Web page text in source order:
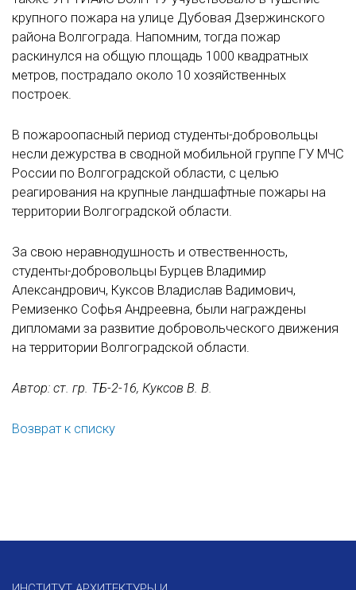
крупного пожара на улице Дубовая Дзержинского
района Волгограда. Напомним, тогда пожар
раскинулся на общую площадь 1000 квадратных
метров, пострадало около 10 хозяйственных
построек.
В пожароопасный период студенты-добровольцы
несли дежурства в сводной мобильной группе ГУ МЧС
России по Волгоградской области, с целью
реагирования на крупные ландшафтные пожары на
территории Волгоградской области.
За свою неравнодушность и отвественность,
студенты-добровольцы Бурцев Владимир
Александрович, Куксов Владислав Вадимович,
Ремизенко Софья Андреевна, были награждены
дипломами за развитие добровольческого движения
на территории Волгоградской области.
Автор: ст. гр. ТБ-2-16, Куксов В. В.
Возврат к списку